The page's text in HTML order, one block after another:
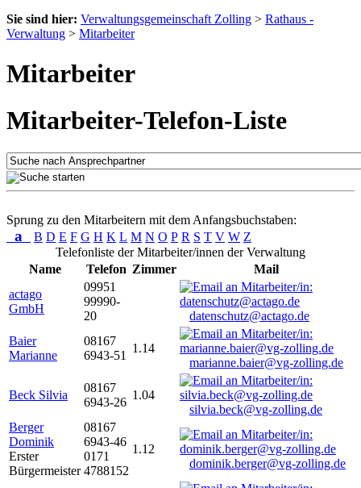
Sie sind hier: Verwaltungsgemeinschaft Zolling > Rathaus -
Verwaltung > Mitarbeiter
Mitarbeiter
Mitarbeiter-Telefon-Liste
Sprung zu den Mitarbeitern mit dem Anfangsbuchstaben:
a B D E F G H K L M N O P R S T V W Z
Telefonliste der Mitarbeiter/innen der Verwaltung
Name
Telefon Zimmer
Mail
actago
GmbH
09951
99990-
20
datenschutz@actago.de
Baier
Marianne
08167
6943-51
1.14
marianne.baier@vg-zolling.de
Beck Silvia
08167
6943-26
1.04
silvia.beck@vg-zolling.de
Berger
Dominik
Erster
Bürgermeister
08167
6943-46
0171
4788152
1.12
dominik.berger@vg-zolling.de